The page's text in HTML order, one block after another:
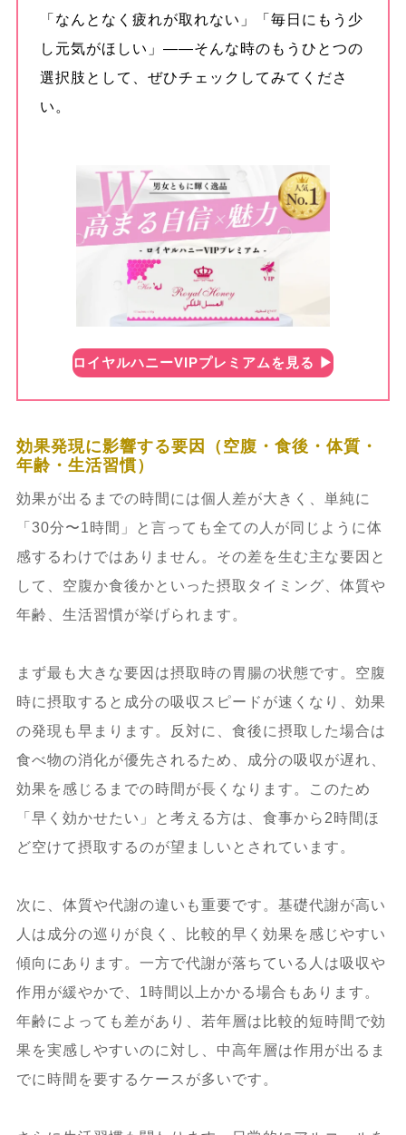
「なんとなく疲れが取れない」「毎日にもう少
し元気がほしい」——そんな時のもうひとつの
選択肢として、ぜひチェックしてみてくださ
い。
ロイヤルハニーVIPプレミアムを見る ▶︎
効果発現に影響する要因（空腹・食後・体質・
年齢・生活習慣）
効果が出るまでの時間には個人差が大きく、単純に
「30分〜1時間」と言っても全ての人が同じように体
感するわけではありません。その差を生む主な要因と
して、空腹か食後かといった摂取タイミング、体質や
年齢、生活習慣が挙げられます。
まず最も大きな要因は摂取時の胃腸の状態です。空腹
時に摂取すると成分の吸収スピードが速くなり、効果
の発現も早まります。反対に、食後に摂取した場合は
食べ物の消化が優先されるため、成分の吸収が遅れ、
効果を感じるまでの時間が長くなります。このため
「早く効かせたい」と考える方は、食事から2時間ほ
ど空けて摂取するのが望ましいとされています。
次に、体質や代謝の違いも重要です。基礎代謝が高い
人は成分の巡りが良く、比較的早く効果を感じやすい
傾向にあります。一方で代謝が落ちている人は吸収や
作用が緩やかで、1時間以上かかる場合もあります。
年齢によっても差があり、若年層は比較的短時間で効
果を実感しやすいのに対し、中高年層は作用が出るま
でに時間を要するケースが多いです。